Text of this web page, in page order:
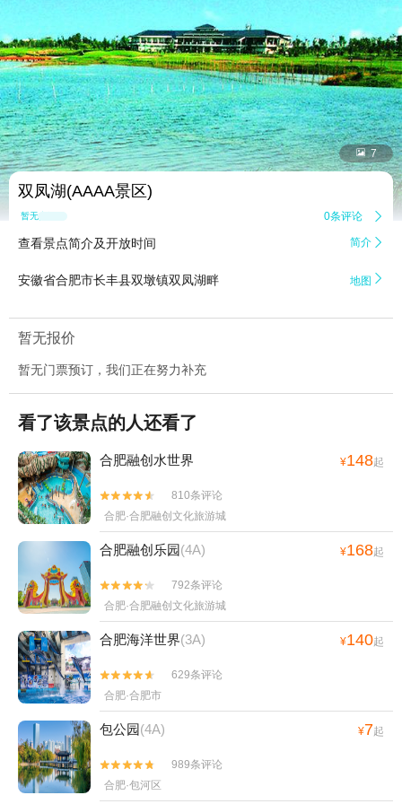
 7
双凤湖(AAAA景区)
暂无点评 0条评论 
查看景点简介及开放时间 简介 
安徽省合肥市长丰县双墩镇双凤湖畔 地图 
暂无报价
暂无门票预订，我们正在努力补充
看了该景点的人还看了
合肥融创水世界 ¥148起


810条评论
合肥·合肥融创文化旅游城
合肥融创乐园(4A) ¥168起


792条评论
合肥·合肥融创文化旅游城
合肥海洋世界(3A) ¥140起


629条评论
合肥·合肥市
包公园(4A) ¥7起


989条评论
合肥·包河区